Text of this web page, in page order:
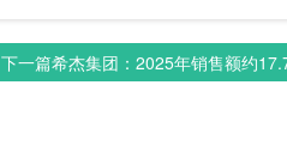
下一篇希杰集团：2025年销售额约